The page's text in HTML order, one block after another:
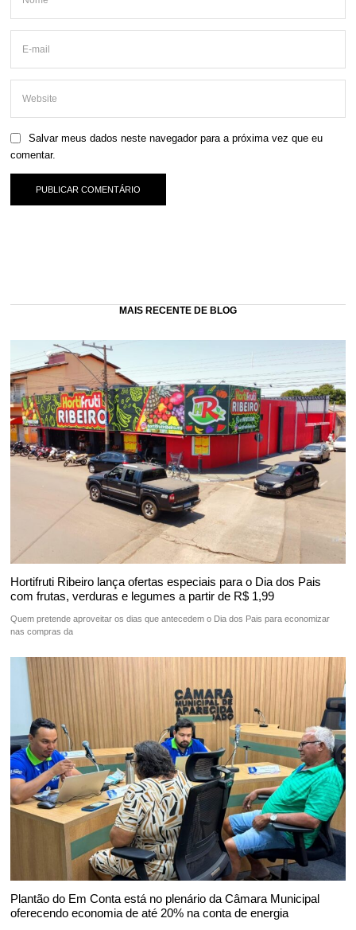
Salvar meus dados neste navegador para a próxima vez que eu
comentar.
MAIS RECENTE DE BLOG
Hortifruti Ribeiro lança ofertas especiais para o Dia dos Pais
com frutas, verduras e legumes a partir de R$ 1,99
Quem pretende aproveitar os dias que antecedem o Dia dos Pais para economizar
nas compras da
Plantão do Em Conta está no plenário da Câmara Municipal
oferecendo economia de até 20% na conta de energia